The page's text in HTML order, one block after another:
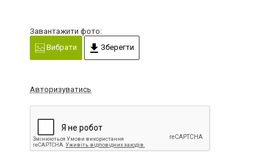
Завантажити фото:
Вибрати
Зберегти
Авторизуватись